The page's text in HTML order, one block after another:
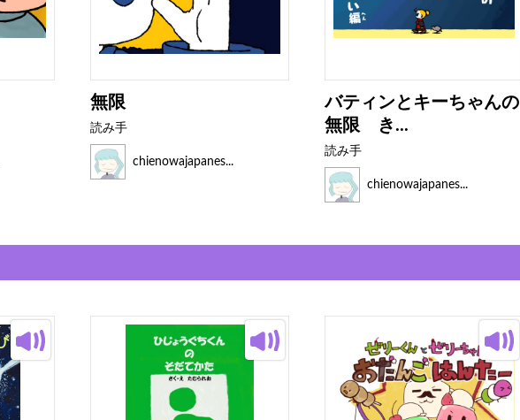
無限
読み手
chienowajapanes...
バティンとキーちゃんの
無限 き...
読み手
chienowajapanes...